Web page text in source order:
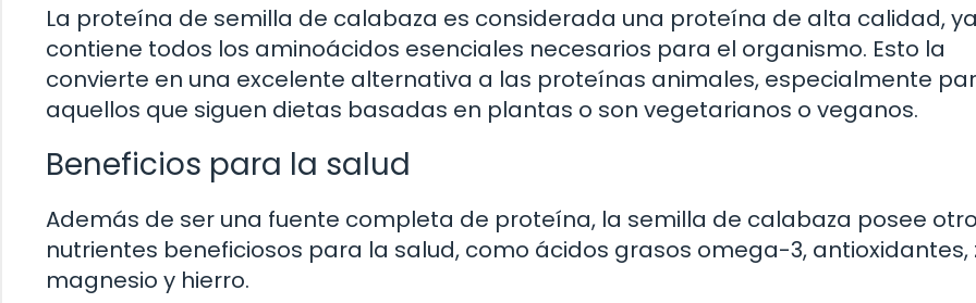
La proteína de semilla de calabaza es considerada una proteína de alta calidad,
contiene todos los aminoácidos esenciales necesarios para el organismo. Esto la
convierte en una excelente alternativa a las proteínas animales, especialmente
aquellos que siguen dietas basadas en plantas o son vegetarianos o veganos.
Beneficios para la salud
Además de ser una fuente completa de proteína, la semilla de calabaza posee
nutrientes beneficiosos para la salud, como ácidos grasos omega-3, antioxidantes,
magnesio y hierro.